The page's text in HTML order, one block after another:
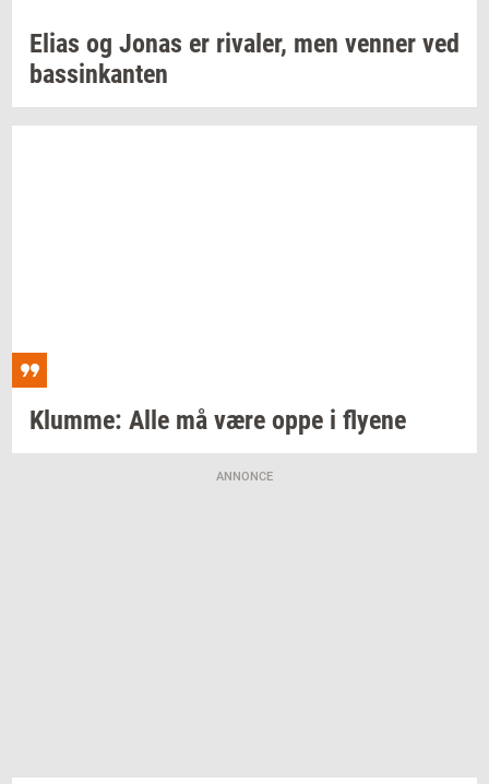
Elias og Jonas er ri­va­ler, men ven­ner ved
bas­sinkan­ten
Klum­me: Alle må være oppe i fly­e­ne
ANNONCE